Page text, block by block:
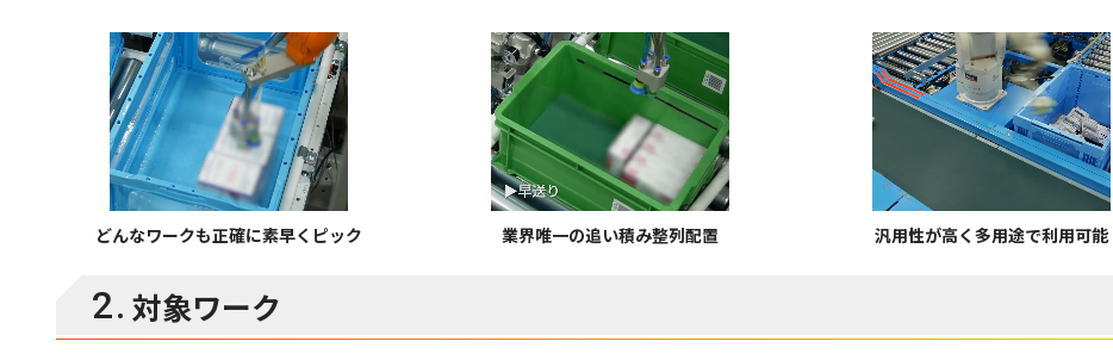
どんなワークも正確に素早くピック 業界唯一の追い積み整列配置 汎用性が高く多用途で利用可能
2. 対象ワーク